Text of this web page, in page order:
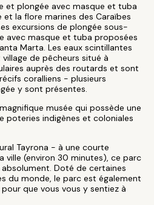
et plongée avec masque et tuba
la flore marines des Caraïbes
excursions de plongée sous-
avec masque et tuba proposées
Marta. Les eaux scintillantes
de pêcheurs situé à
auprès des routards et sont
coralliens - plusieurs
y sont présentes.
musée qui possède une
poteries indigènes et coloniales
Tayrona - à une courte
ville (environ 30 minutes), ce parc
Doté de certaines
du monde, le parc est également
que vous vous y sentiez à